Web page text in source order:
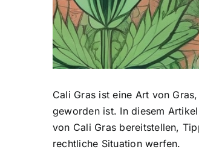
Cali Gras ist eine Art von Gras
geworden ist. In diesem
von Cali Gras bereitstellen,
rechtliche Situation werfen.